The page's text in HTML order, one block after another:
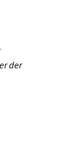
der